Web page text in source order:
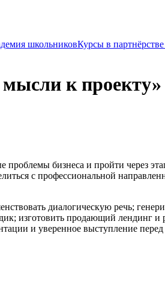
школьниковКурсы в
к проекту»
бизнеса и пройти через
с профессиональной
диалогическую речь;
изготовить продающий лендинг и
и уверенное выступление